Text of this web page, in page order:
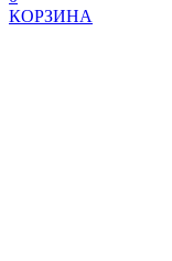
КОРЗИНА